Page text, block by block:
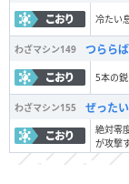
冷たい
わざマシン149 つらら
5本の
わざマシン155 ぜった
絶対零
が攻撃